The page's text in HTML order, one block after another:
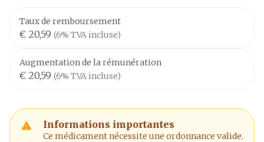
Taux de remboursement
€ 20,59 (6% TVA incluse)
Augmentation de la rémunération
€ 20,59 (6% TVA incluse)
Informations importantes
Ce médicament nécessite une ordonnance valide.